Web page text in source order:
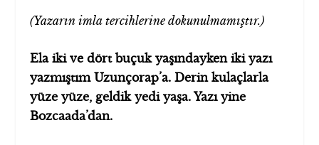
(Yazarın imla tercihlerine dokunulmamıştır.)
Ela iki ve dört buçuk yaşındayken iki yazı
yazmıştım Uzunçorap’a. Derin kulaçlarla
yüze yüze, geldik yedi yaşa. Yazı yine
Bozcaada’dan.